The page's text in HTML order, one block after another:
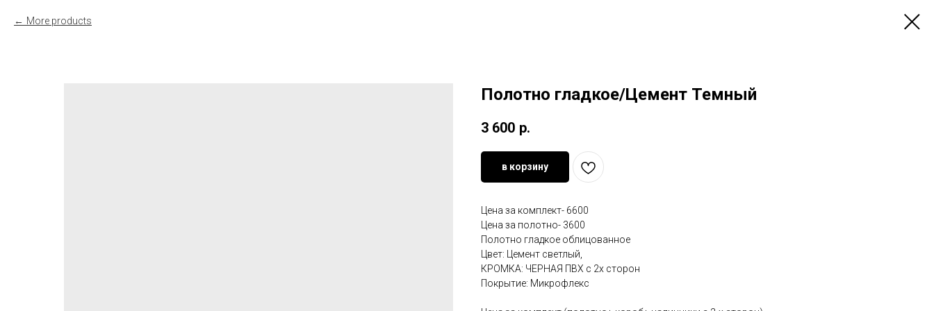
More products
Полотно гладкое/Цемент Темный
3 600 р.
в корзину
Цена за комплект- 6600
Цена за полотно- 3600
Полотно гладкое облицованное
Цвет: Цемент светлый,
КРОМКА: ЧЕРНАЯ ПВХ с 2х сторон
Покрытие: Микрофлекс